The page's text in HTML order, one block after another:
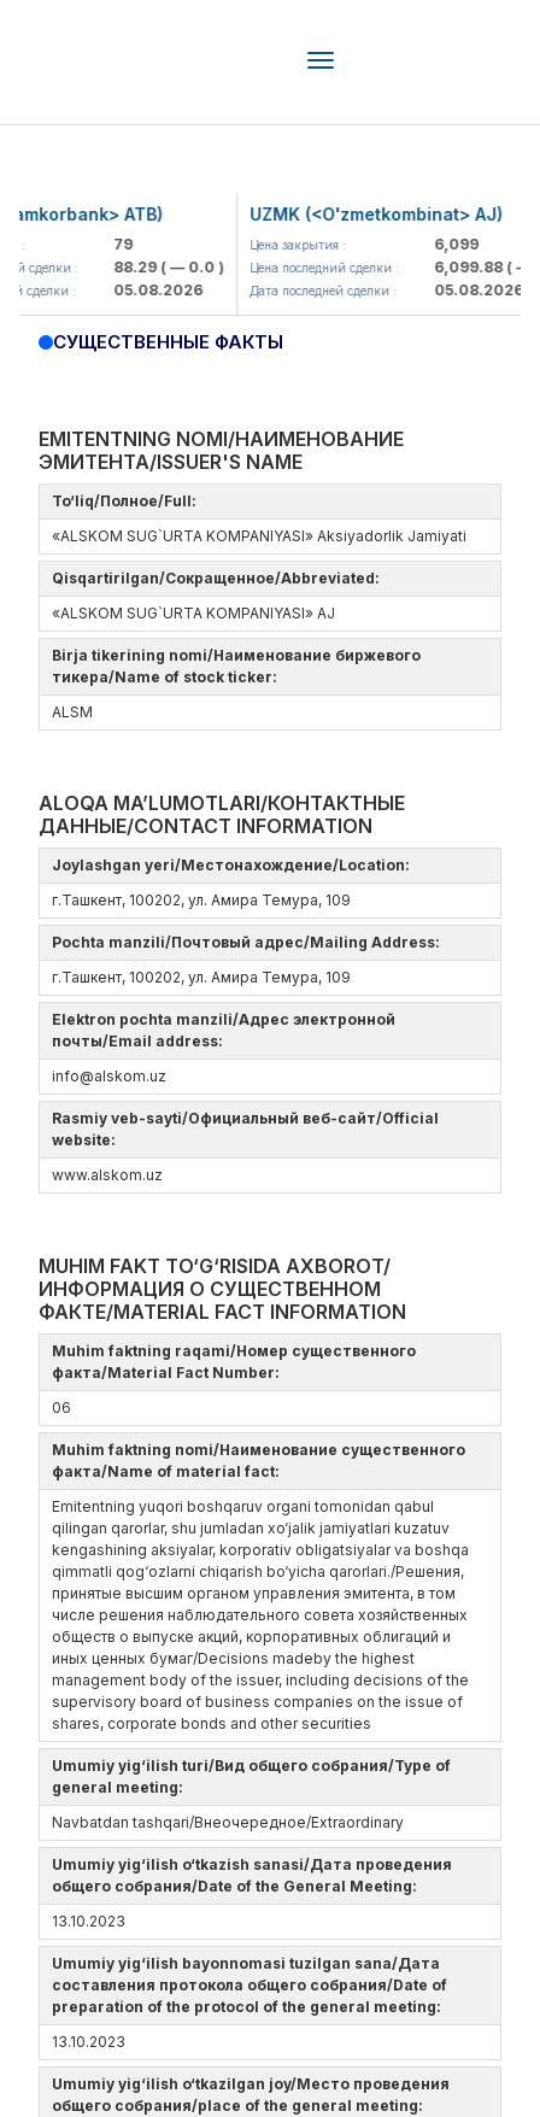
Toggle
ATB)
: 88.29( — 0.0 )
: 05.08.2026
UZMK (<O'zmetkombinat> AJ)
Цена закрытия : 6,099
Цена последний сделки : 6,099.88( — 0.0
Дата последней сделки : 05.08.2026
СУЩЕСТВЕННЫЕ ФАКТЫ
EMITENTNING NOMI/НАИМЕНОВАНИЕ
ЭМИТЕНТА/ISSUER'S NAME
To‘liq/Полное/Full:
«ALSKOM SUG`URTA KOMPANIYASI» Aksiyadorlik Jamiyati
Qisqartirilgan/Сокращенное/Abbreviated:
«ALSKOM SUG`URTA KOMPANIYASI» AJ
Birja tikerining nomi/Наименование биржевого
тикера/Name of stock ticker:
ALSM
ALOQA MA’LUMOTLARI/КОНТАКТНЫЕ
ДАННЫЕ/CONTACT INFORMATION
Joylashgan yeri/Местонахождение/Location:
г.Ташкент, 100202, ул. Амира Темура, 109
Pochta manzili/Почтовый адрес/Mailing Address:
г.Ташкент, 100202, ул. Амира Темура, 109
Elektron pochta manzili/Адрес электронной
почты/Email address:
info@alskom.uz
Rasmiy veb-sayti/Официальный веб-сайт/Official
website:
www.alskom.uz
MUHIM FAKT TO‘G‘RISIDA AXBOROT/
ИНФОРМАЦИЯ О СУЩЕСТВЕННОМ
ФАКТЕ/MATERIAL FACT INFORMATION
Muhim faktning raqami/Номер существенного
факта/Material Fact Number:
06
Muhim faktning nomi/Наименование существенного
факта/Name of material fact:
Emitentning yuqori boshqaruv organi tomonidan qabul
qilingan qarorlar, shu jumladan xo‘jalik jamiyatlari kuzatuv
kengashining aksiyalar, korporativ obligatsiyalar va boshqa
qimmatli qog‘ozlarni chiqarish bo‘yicha qarorlari./Решения,
принятые высшим органом управления эмитента, в том
числе решения наблюдательного совета хозяйственных
обществ о выпуске акций, корпоративных облигаций и
иных ценных бумаг/Decisions madeby the highest
management body of the issuer, including decisions of the
supervisory board of business companies on the issue of
shares, corporate bonds and other securities
Umumiy yig‘ilish turi/Вид общего собрания/Type of
general meeting:
Navbatdan tashqari/Внеочередное/Extraordinary
Umumiy yig‘ilish o‘tkazish sanasi/Дата проведения
общего собрания/Date of the General Meeting:
13.10.2023
Umumiy yig‘ilish bayonnomasi tuzilgan sana/Дата
составления протокола общего собрания/Date of
preparation of the protocol of the general meeting:
13.10.2023
Umumiy yig‘ilish o‘tkazilgan joy/Место проведения
общего собрания/place of the general meeting: